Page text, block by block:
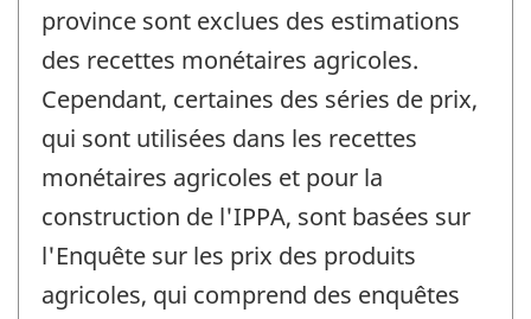
province sont exclues des estimations
des recettes monétaires agricoles.
Cependant, certaines des séries de prix,
qui sont utilisées dans les recettes
monétaires agricoles et pour la
construction de l'IPPA, sont basées sur
l'Enquête sur les prix des produits
agricoles, qui comprend des enquêtes